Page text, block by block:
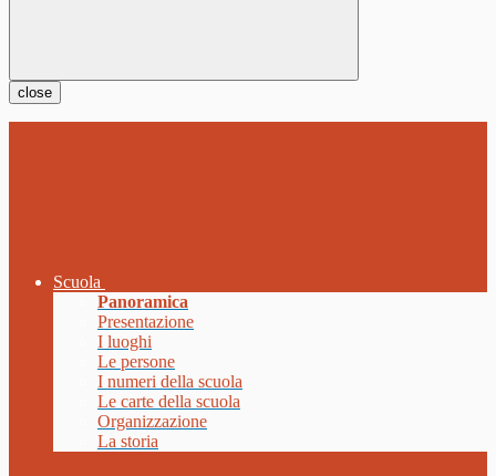
close
Scuola
Panoramica
Presentazione
I luoghi
Le persone
I numeri della scuola
Le carte della scuola
Organizzazione
La storia